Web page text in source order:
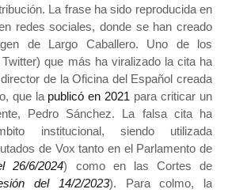
La frase ha sido reproducida en
redes sociales, donde se han creado
de Largo Caballero. Uno de los
que más ha viralizado la cita ha
de la Oficina del Español creada
que la publicó en 2021 para criticar un
Pedro Sánchez. La falsa cita ha
institucional, siendo utilizada
de Vox tanto en el Parlamento de
26/6/2024) como en las Cortes de
del 14/2/2023). Para colmo, la